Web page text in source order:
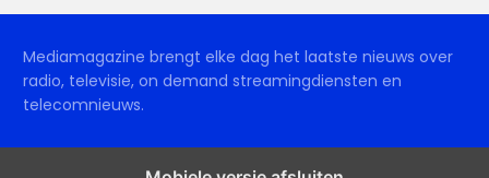
Mediamagazine brengt elke dag het laatste nieuws over
radio, televisie, on demand streamingdiensten en
telecomnieuws.